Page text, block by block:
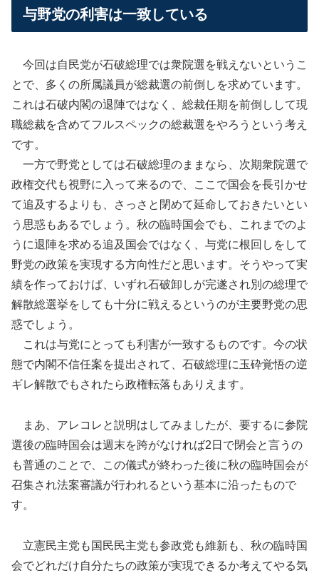
与野党の利害は一致している
今回は自民党が石破総理では衆院選を戦えないというこ
とで、多くの所属議員が総裁選の前倒しを求めています。
これは石破内閣の退陣ではなく、総裁任期を前倒しして現
職総裁を含めてフルスペックの総裁選をやろうという考え
です。
一方で野党としては石破総理のままなら、次期衆院選で
政権交代も視野に入って来るので、ここで国会を長引かせ
て追及するよりも、さっさと閉めて延命しておきたいとい
う思惑もあるでしょう。秋の臨時国会でも、これまでのよ
うに退陣を求める追及国会ではなく、与党に根回しをして
野党の政策を実現する方向性だと思います。そうやって実
績を作っておけば、いずれ石破卸しが完遂され別の総理で
解散総選挙をしても十分に戦えるというのが主要野党の思
惑でしょう。
これは与党にとっても利害が一致するものです。今の状
態で内閣不信任案を提出されて、石破総理に玉砕覚悟の逆
ギレ解散でもされたら政権転落もありえます。
まあ、アレコレと説明はしてみましたが、要するに参院
選後の臨時国会は週末を跨がなければ2日で閉会と言うの
も普通のことで、この儀式が終わった後に秋の臨時国会が
召集され法案審議が行われるという基本に沿ったもので
す。
立憲民主党も国民民主党も参政党も維新も、秋の臨時国
会でどれだけ自分たちの政策が実現できるか考えてやる気